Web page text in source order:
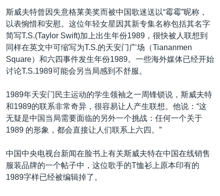
斯威夫特曾因失意格莱美奖而被中国歌迷送以“霉霉”昵称，
以表惋惜和安慰。这位年轻女星因其新专集名称包括其名字
简写T.S.(Taylor Swift)加上出生年份1989，很快被人联想到
同样在英文中可缩写为T.S.的天安门广场（Tiananmen
Square）和六四事件发生年份1989。一些海外媒体已经开始
讨论T.S.1989可能会另当局感到不舒服。
1989年天安门民主运动的学生领袖之一周锋锁说，斯威夫特
和1989的联系非常奇异，很容易让人产生联想。他说：“这
无疑是中国当局需要面临的另外一个挑战：任何一个关于
1989 的形象，都会直接让人们联系上六四。”
中国中央电视台新闻在脸书上有关斯威夫特在中国在线销售
服装品牌的一个帖子中，这位歌手的T恤衫上原本印有的
1989字样已经被编辑掉了。